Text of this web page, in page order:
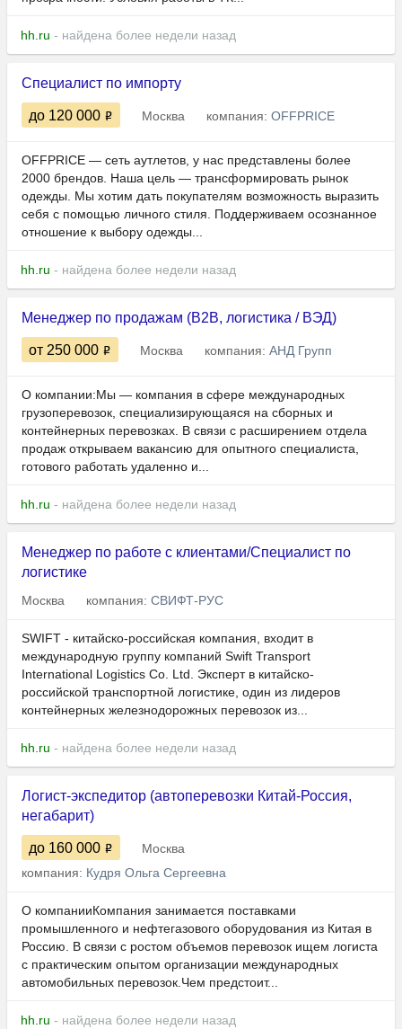
hh.ru - найдена более недели назад
Специалист по импорту
до 120 000 Москва компания: OFFPRICE
OFFPRICE — сеть аутлетов, у нас представлены более
2000 брендов. Наша цель — трансформировать рынок
одежды. Мы хотим дать покупателям возможность выразить
себя с помощью личного стиля. Поддерживаем осознанное
отношение к выбору одежды...
hh.ru - найдена более недели назад
Менеджер по продажам (B2B, логистика / ВЭД)
от 250 000 Москва компания: АНД Групп
О компании:Мы — компания в сфере международных
грузоперевозок, специализирующаяся на сборных и
контейнерных перевозках. В связи с расширением отдела
продаж открываем вакансию для опытного специалиста,
готового работать удаленно и...
hh.ru - найдена более недели назад
Менеджер по работе с клиентами/Специалист по
логистике
Москва компания: СВИФТ-РУС
SWIFT - китайско-российская компания, входит в
международную группу компаний Swift Transport
International Logistics Co. Ltd. Эксперт в китайско-
российской транспортной логистике, один из лидеров
контейнерных железнодорожных перевозок из...
hh.ru - найдена более недели назад
Логист-экспедитор (автоперевозки Китай-Россия,
негабарит)
до 160 000
Москва
компания: Кудря Ольга Сергеевна
О компанииКомпания занимается поставками
промышленного и нефтегазового оборудования из Китая в
Россию. В связи с ростом объемов перевозок ищем логиста
с практическим опытом организации международных
автомобильных перевозок.Чем предстоит...
hh.ru - найдена более недели назад